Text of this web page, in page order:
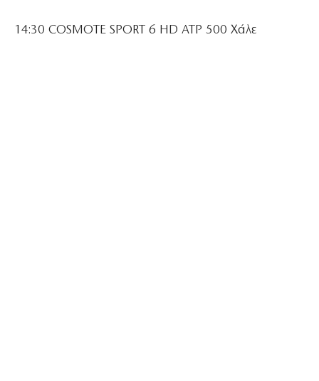
14:30 COSMOTE SPORT 6 HD ATP 500 Χάλε